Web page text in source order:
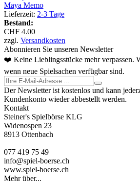
Maya Memo
Lieferzeit: 2-3 Tage
Bestand:
CHF 4.00
zzgl. Versandkosten
Abonnieren Sie unseren Newsletter
❤️ Keine Lieblingsstücke mehr verpassen.
wenn neue Spielsachen verfügbar sind.
Der Newsletter ist kostenlos und kann
Kundenkonto wieder abbestellt werden.
Kontakt
Steiner's Spielbörse KLG
Widenospen 23
8913 Ottenbach
077 419 75 49
info@spiel-boerse.ch
www.spiel-boerse.ch
Mehr über...